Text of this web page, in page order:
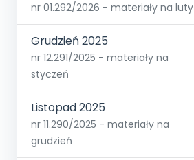
nr 01.292/2026 - materiały na luty
Grudzień 2025
nr 12.291/2025 - materiały na
styczeń
Listopad 2025
nr 11.290/2025 - materiały na
grudzień